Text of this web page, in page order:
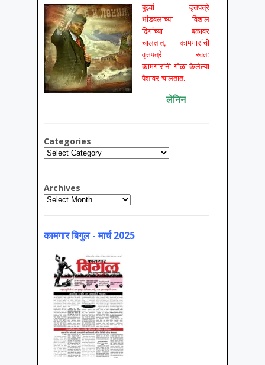
बुर्झ्वा वृत्तपत्रे
भांडवलाच्या विशाल
ढिगांच्या बळावर
चालतात, कामगारांची
वृत्तपत्रे स्वत:
कामगारांनी गोळा केलेल्या
पैशावर चालतात.
लेनिन
Categories
Categories
Archives
Archives
कामगार बिगुल - मार्च 2025